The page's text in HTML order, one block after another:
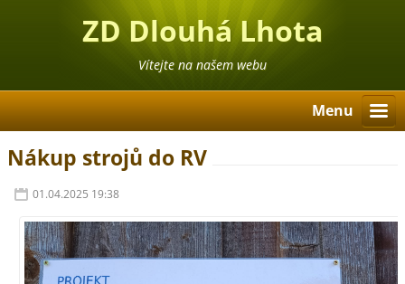
ZD Dlouhá Lhota
Vítejte na našem webu
Menu
Nákup strojů do RV
01.04.2025 19:38